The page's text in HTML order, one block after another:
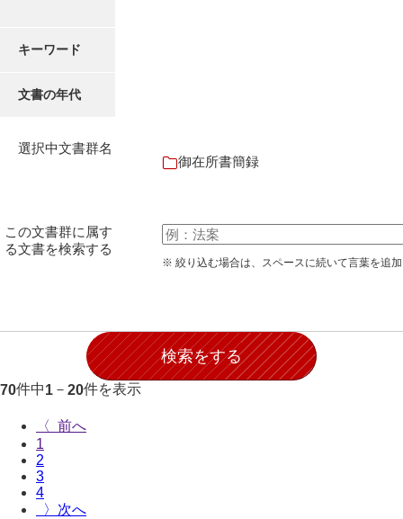
御蔵本日記
御家督記
御目見記
キーワード
文書の年代
選択中文書群名
御在所書簡録
この文書群に属す
る文書を検索する
※ 絞り込む場合は、スペースに続いて言葉を追
70件中1 － 20件を表示
〈
1
2
3
4
〉